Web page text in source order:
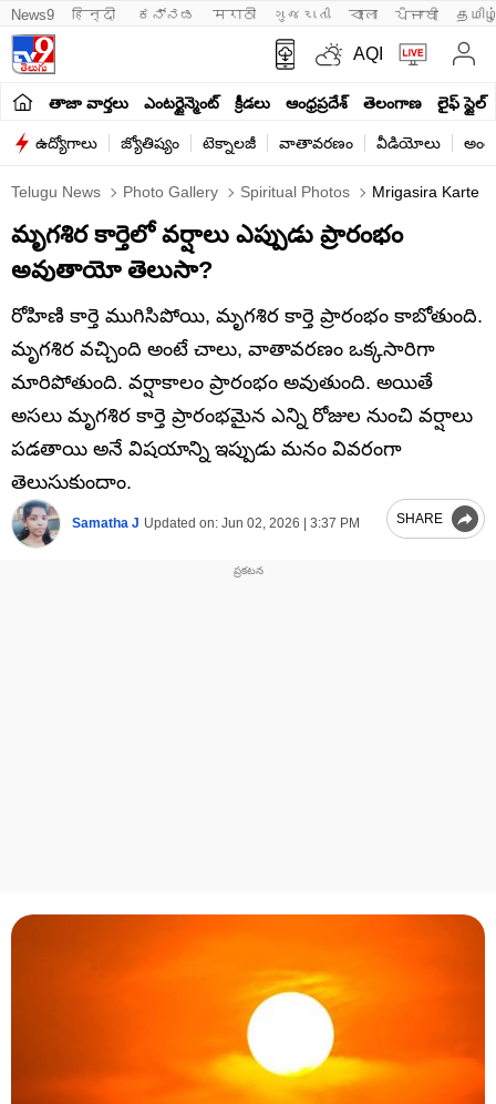
News9 हिन्दी ಕನ್ನಡ मराठी ગુજરાતી বাংলা ਪੰਜਾਬੀ
AQI
తాజా వార్తలు ఎంటర్టైన్మెంట్ క్రీడలు ఆంధ్రప్రదేశ్ తెలంగాణ లైఫ్ స్టైల్
ఉద్యోగాలు జ్యోతిష్యం టెక్నాలజీ వాతావరణం వీడియోలు
Telugu News Photo Gallery Spiritual Photos Mrigasira Karte
మృగశిర కార్తెలో వర్షాలు ఎప్పుడు ప్రారంభం
అవుతాయో తెలుసా?
రోహిణి కార్తె ముగిసిపోయి, మృగశిర కార్తె ప్రారంభం కాబోతుంది.
మృగశిర వచ్చింది అంటే చాలు, వాతావరణం ఒక్కసారిగా
మారిపోతుంది. వర్షాకాలం ప్రారంభం అవుతుంది. అయితే
అసలు మృగశిర కార్తె ప్రారంభమైన ఎన్ని రోజుల నుంచి వర్షాలు
పడతాయి అనే విషయాన్ని ఇప్పుడు మనం వివరంగా
తెలుసుకుందాం.
Samatha J Updated on: Jun 02, 2026 | 3:37 PM SHARE